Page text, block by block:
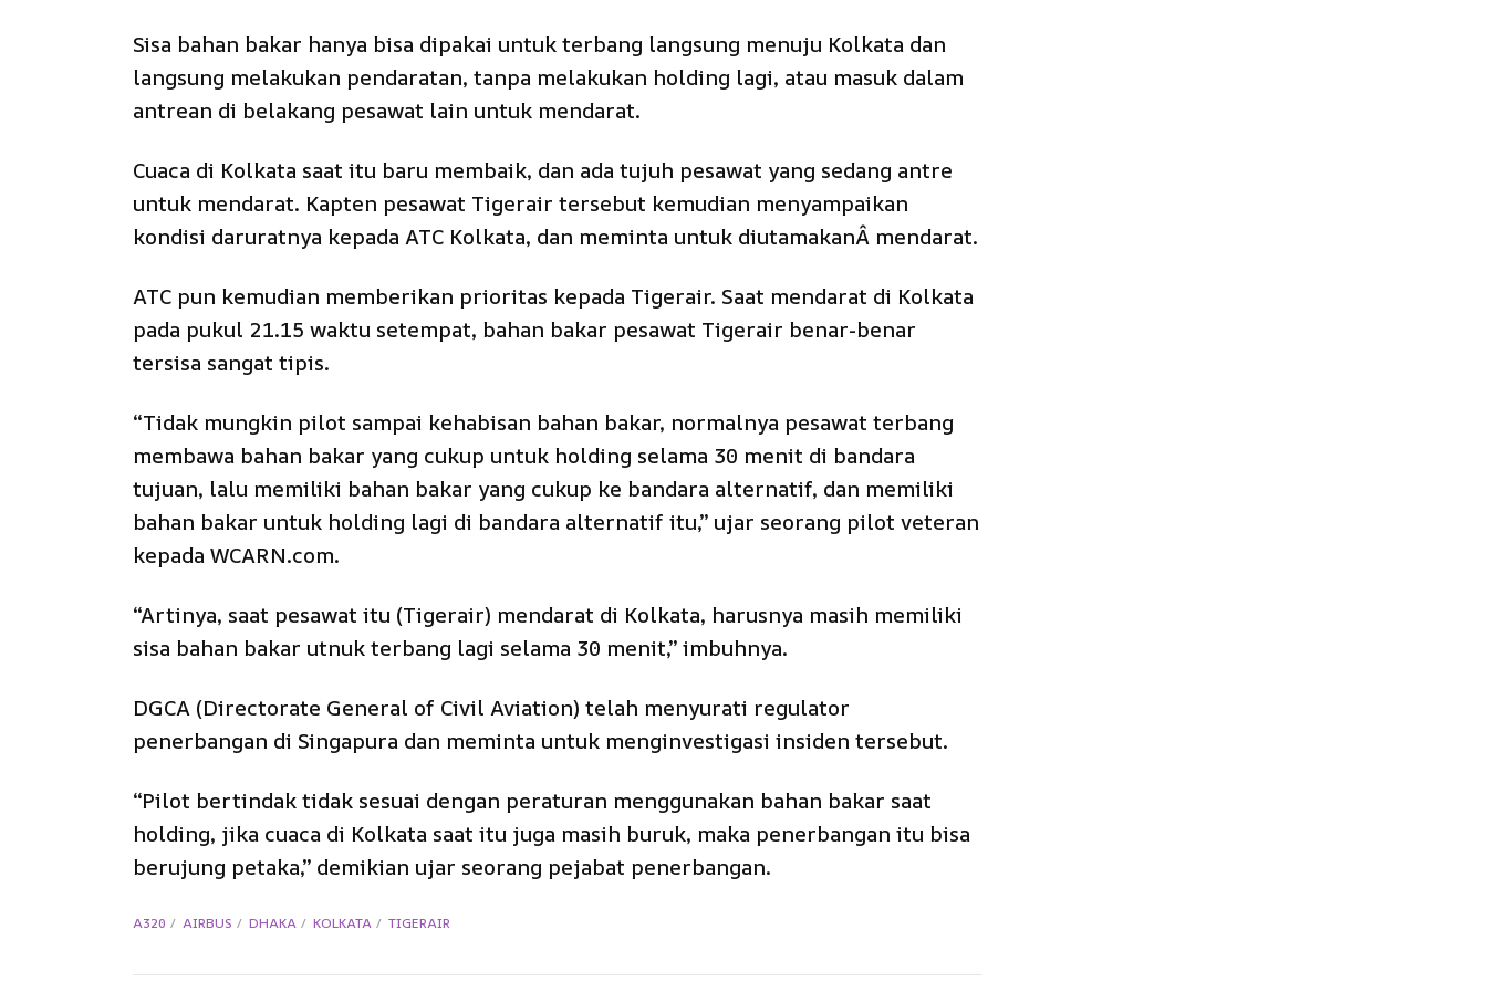
Sisa bahan bakar hanya bisa dipakai untuk terbang langsung menuju Kolkata dan
langsung melakukan pendaratan, tanpa melakukan holding lagi, atau masuk dalam
antrean di belakang pesawat lain untuk mendarat.
Cuaca di Kolkata saat itu baru membaik, dan ada tujuh pesawat yang sedang antre
untuk mendarat. Kapten pesawat Tigerair tersebut kemudian menyampaikan
kondisi daruratnya kepada ATC Kolkata, dan meminta untuk diutamakanÂ mendarat.
ATC pun kemudian memberikan prioritas kepada Tigerair. Saat mendarat di Kolkata
pada pukul 21.15 waktu setempat, bahan bakar pesawat Tigerair benar-benar
tersisa sangat tipis.
“Tidak mungkin pilot sampai kehabisan bahan bakar, normalnya pesawat terbang
membawa bahan bakar yang cukup untuk holding selama 30 menit di bandara
tujuan, lalu memiliki bahan bakar yang cukup ke bandara alternatif, dan memiliki
bahan bakar untuk holding lagi di bandara alternatif itu,” ujar seorang pilot veteran
kepada WCARN.com.
“Artinya, saat pesawat itu (Tigerair) mendarat di Kolkata, harusnya masih memiliki
sisa bahan bakar utnuk terbang lagi selama 30 menit,” imbuhnya.
DGCA (Directorate General of Civil Aviation) telah menyurati regulator
penerbangan di Singapura dan meminta untuk menginvestigasi insiden tersebut.
“Pilot bertindak tidak sesuai dengan peraturan menggunakan bahan bakar saat
holding, jika cuaca di Kolkata saat itu juga masih buruk, maka penerbangan itu bisa
berujung petaka,” demikian ujar seorang pejabat penerbangan.
A320 AIRBUS DHAKA KOLKATA TIGERAIR